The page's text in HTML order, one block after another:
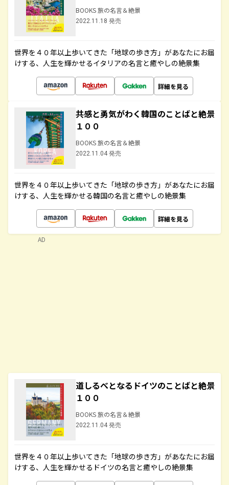
BOOKS 旅の名言＆絶景
2022.11.18 発売
世界を４０年以上歩いてきた「地球の歩き方」があなたにお届
けする、人生を輝かせるイタリアの名言と癒やしの絶景集
詳細を見る
共感と勇気がわく韓国のことばと絶景
１００
BOOKS 旅の名言＆絶景
2022.11.04 発売
世界を４０年以上歩いてきた「地球の歩き方」があなたにお届
けする、人生を輝かせる韓国の名言と癒やしの絶景集
詳細を見る
道しるべとなるドイツのことばと絶景
１００
BOOKS 旅の名言＆絶景
2022.11.04 発売
世界を４０年以上歩いてきた「地球の歩き方」があなたにお届
けする、人生を輝かせるドイツの名言と癒やしの絶景集
AD